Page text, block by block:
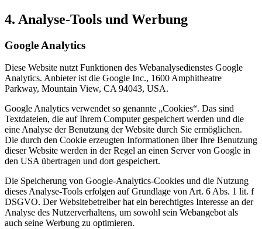
4. Analyse-Tools und Werbung
Google Analytics
Diese Website nutzt Funktionen des Webanalysedienstes Google
Analytics. Anbieter ist die Google Inc., 1600 Amphitheatre
Parkway, Mountain View, CA 94043, USA.
Google Analytics verwendet so genannte „Cookies“. Das sind
Textdateien, die auf Ihrem Computer gespeichert werden und die
eine Analyse der Benutzung der Website durch Sie ermöglichen.
Die durch den Cookie erzeugten Informationen über Ihre Benutzung
dieser Website werden in der Regel an einen Server von Google in
den USA übertragen und dort gespeichert.
Die Speicherung von Google-Analytics-Cookies und die Nutzung
dieses Analyse-Tools erfolgen auf Grundlage von Art. 6 Abs. 1 lit. f
DSGVO. Der Websitebetreiber hat ein berechtigtes Interesse an der
Analyse des Nutzerverhaltens, um sowohl sein Webangebot als
auch seine Werbung zu optimieren.